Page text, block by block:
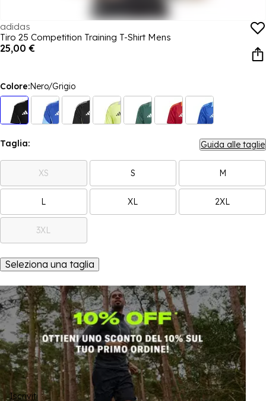
adidas
Tiro 25 Competition Training T-Shirt Mens
25,00 €
Colore:Nero/Grigio
Taglia: Guida alle taglie
XS S M
L XL 2XL
3XL
Seleziona una taglia
Iscriviti